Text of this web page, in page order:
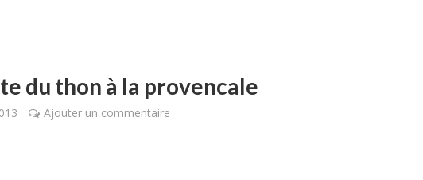
du thon à la provencale
Ajouter un commentaire